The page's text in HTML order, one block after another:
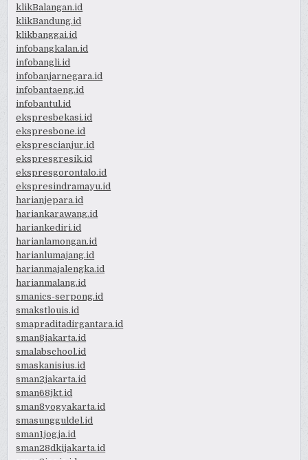
klikBalangan.id
klikBandung.id
klikbanggai.id
infobangkalan.id
infobangli.id
infobanjarnegara.id
infobantaeng.id
infobantul.id
ekspresbekasi.id
ekspresbone.id
eksprescianjur.id
ekspresgresik.id
ekspresgorontalo.id
ekspresindramayu.id
harianjepara.id
hariankarawang.id
hariankediri.id
harianlamongan.id
harianlumajang.id
harianmajalengka.id
harianmalang.id
smanics-serpong.id
smakstlouis.id
smapraditadirgantara.id
sman8jakarta.id
smalabschool.id
smaskanisius.id
sman2jakarta.id
sman68jkt.id
sman8yogyakarta.id
smasungguldel.id
sman1jogja.id
sman28dkijakarta.id